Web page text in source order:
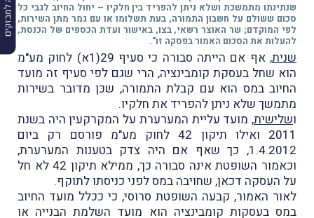
שנתינתו מתמשכת ושלא ניתן להפריד בין חלקיו – יחול החיוב לגבי כל
סכום ששולם על חשבון התמורה, בעת תשלומו או עם גמר מתן השירות,
לפי המוקדם; שר האוצר רשאי, בצו, באישור ועדת הכספים של הכנסת,
להעלות את הסכום האמור בפסקה זו".
שנית
, אף אם הייתה סבורה כי סעיף 29(1א) לחוק מע"מ
הוא שחל בעסקת קומבינציה, הרי שגם לפי סעיף זה מועד
החיוב במס הוא עם קבלת התמורה, שכּן מדובר בשירות
מתמשך שלא ניתן להפריד את חלקיו.
ושלישית, מועד עליית המערערת על המקרקעין היה בשנת
2011 ואילו תיקון 42 לחוק מע"מ פורסם רק ביום
1.4.2012, כך שאף אם היה צדק בטענות המערערת,
וכאמור השופטת אינה סבורה כך, ממילא תיקון 42 לא חל
על העִסקה דכאן, שחויבה במס לפני כניסתו לתוקף.
לאור האמור, קבעה השופטת סרוסי, כי ככלל מועד החיוב
במס בעסקות קומבינציה הוא מועד השלמת הבנייה או